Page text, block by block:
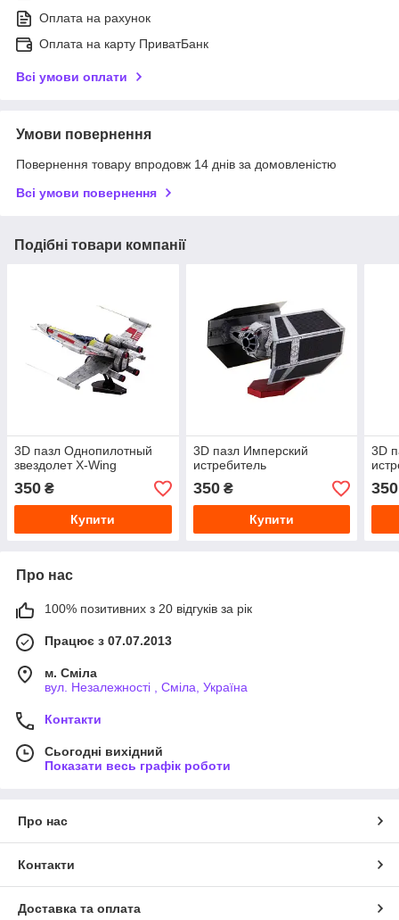
Оплата на рахунок
Оплата на карту ПриватБанк
Всі умови оплати
Умови повернення
Повернення товару впродовж 14 днів за домовленістю
Всі умови повернення
Подібні товари компанії
3D пазл Однопилотный
звездолет X-Wing
350 ₴
Купити
3D пазл Имперский
истребитель
350₴
Купити
3D
350
Про нас
100% позитивних з 20 відгуків за рік
Працює з 07.07.2013
м. Сміла
вул. Незалежності , Сміла, Україна
Контакти
Сьогодні вихідний
Показати весь графік роботи
Про нас
Контакти
Доставка та оплата